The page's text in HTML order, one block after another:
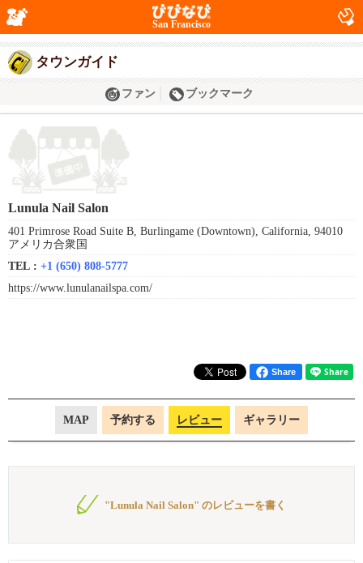
San Francisco
タウンガイド
ファン ブックマーク
Lunula Nail Salon
401 Primrose Road Suite B, Burlingame (Downtown), California, 94010
アメリカ合衆国
TEL : +1 (650) 808-5777
https://www.lunulanailspa.com/
Share
MAP 予約する レビュー ギャラリー
"Lunula Nail Salon" のレビューを書く